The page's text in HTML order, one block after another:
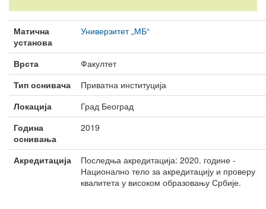
Матична
установа
Универзитет „МБ“
Врста
Факултет
Тип оснивача
Приватна институција
Локација
Град Београд
Година
оснивања
2019
Акредитација
Последња акредитација: 2020. године -
Национално тело за акредитацију и проверу
квалитета у високом образовању Србије.